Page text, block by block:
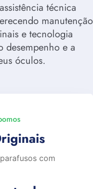
técnica
manutenção
e tecnologia
desempenho e a
óculos.
com